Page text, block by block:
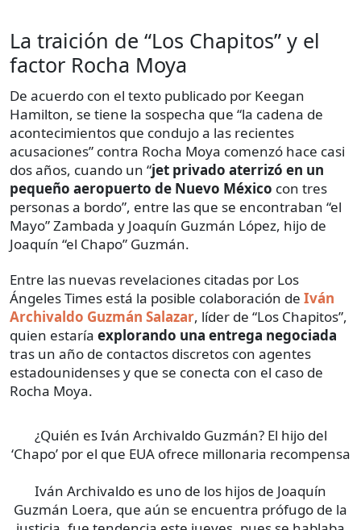
La traición de “Los Chapitos” y el
factor Rocha Moya
De acuerdo con el texto publicado por Keegan
Hamilton, se tiene la sospecha que “la cadena de
acontecimientos que condujo a las recientes
acusaciones” contra Rocha Moya comenzó hace casi
dos años, cuando un “jet privado aterrizó en un
pequeño aeropuerto de Nuevo México con tres
personas a bordo”, entre las que se encontraban “el
Mayo” Zambada y Joaquín Guzmán López, hijo de
Joaquín “el Chapo” Guzmán.
Entre las nuevas revelaciones citadas por Los
Ángeles Times está la posible colaboración de Iván
Archivaldo Guzmán Salazar, líder de “Los Chapitos”,
quien estaría explorando una entrega negociada
tras un año de contactos discretos con agentes
estadounidenses y que se conecta con el caso de
Rocha Moya.
¿Quién es Iván Archivaldo Guzmán? El hijo del
‘Chapo’ por el que EUA ofrece millonaria recompensa
Iván Archivaldo es uno de los hijos de Joaquín
Guzmán Loera, que aún se encuentra prófugo de la